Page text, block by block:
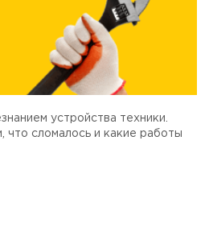
устройства техники.
что сломалось и какие работы